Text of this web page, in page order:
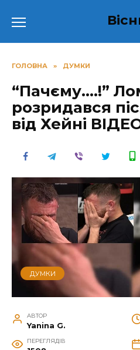
до
ГОЛОВНА » ДУМКИ
“Пачєму….!”
розридався
від Хейні
ДУМКИ
АВТОР
Yanina G.
ПЕРЕГЛЯДІВ